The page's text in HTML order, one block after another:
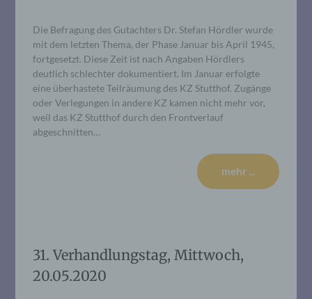
Die Befragung des Gutachters Dr. Stefan Hördler wurde
mit dem letzten Thema, der Phase Januar bis April 1945,
fortgesetzt. Diese Zeit ist nach Angaben Hördlers
deutlich schlechter dokumentiert. Im Januar erfolgte
eine überhastete Teilräumung des KZ Stutthof. Zugänge
oder Verlegungen in andere KZ kamen nicht mehr vor,
weil das KZ Stutthof durch den Frontverlauf
abgeschnitten…
mehr ...
31. Verhandlungstag, Mittwoch,
20.05.2020